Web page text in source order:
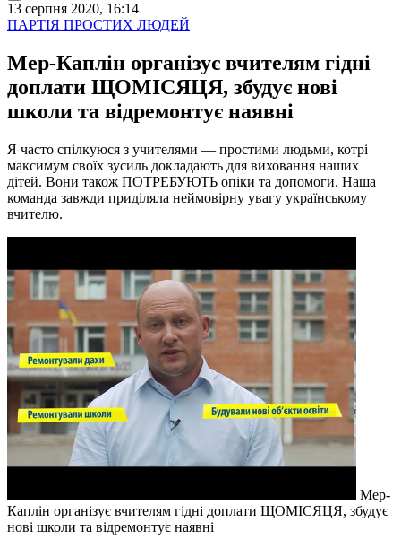
13 серпня 2020, 16:14
ПАРТІЯ ПРОСТИХ ЛЮДЕЙ
Мер-Каплін організує вчителям гідні
доплати ЩОМІСЯЦЯ, збудує нові
школи та відремонтує наявні
Я часто спілкуюся з учителями — простими людьми, котрі
максимум своїх зусиль докладають для виховання наших
дітей. Вони також ПОТРЕБУЮТЬ опіки та допомоги. Наша
команда завжди приділяла неймовірну увагу українському
вчителю.
Мер-
Каплін організує вчителям гідні доплати ЩОМІСЯЦЯ, збудує
нові школи та відремонтує наявні